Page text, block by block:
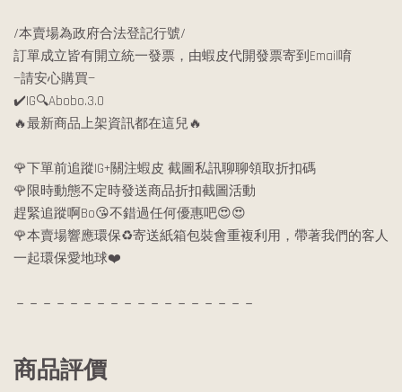
/本賣場為政府合法登記行號/
訂單成立皆有開立統一發票，由蝦皮代開發票寄到Email唷
—請安心購買—
✔️IG🔍Abobo.3.0
🔥最新商品上架資訊都在這兒🔥
🌹下單前追蹤IG+關注蝦皮 截圖私訊聊聊領取折扣碼
🌹限時動態不定時發送商品折扣截圖活動
趕緊追蹤啊Bo😘不錯過任何優惠吧😍😍
🌹本賣場響應環保♻️寄送紙箱包裝會重複利用，帶著我們的客人
一起環保愛地球❤️
－－－－－－－－－－－－－－－－－－
商品評價